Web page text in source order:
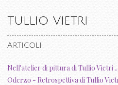
TULLIO VIETRI
Articoli
Nell'atelier di pittura di Tullio Vietri
Oderzo - Retrospettiva di Tullio